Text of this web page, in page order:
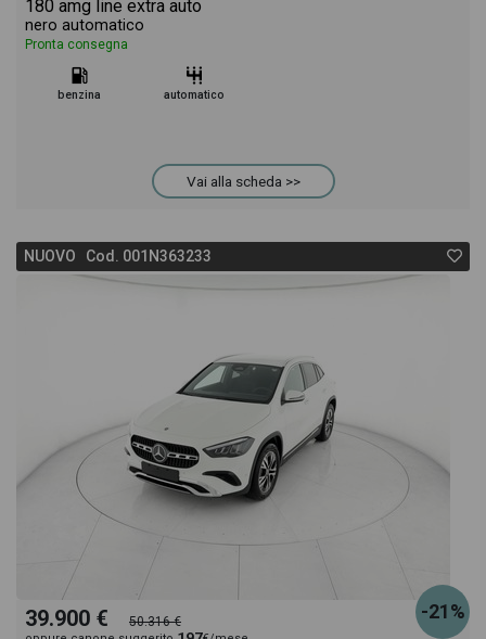
180 amg line extra auto
nero automatico
Pronta consegna
benzina automatico
Vai alla scheda >>
NUOVO Cod. 001N363233
-21%
39.900 € 50.316 €